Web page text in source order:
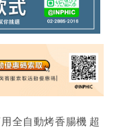
全自動烤香腸機 超